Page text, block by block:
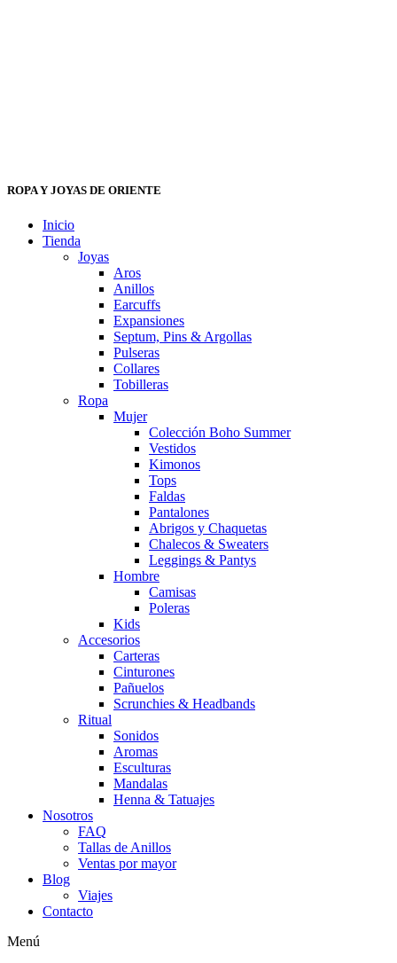
ROPA Y JOYAS DE ORIENTE
Inicio
Tienda
Joyas
Aros
Anillos
Earcuffs
Expansiones
Septum, Pins & Argollas
Pulseras
Collares
Tobilleras
Ropa
Mujer
Colección Boho Summer
Vestidos
Kimonos
Tops
Faldas
Pantalones
Abrigos y Chaquetas
Chalecos & Sweaters
Leggings & Pantys
Hombre
Camisas
Poleras
Kids
Accesorios
Carteras
Cinturones
Pañuelos
Scrunchies & Headbands
Ritual
Sonidos
Aromas
Esculturas
Mandalas
Henna & Tatuajes
Nosotros
FAQ
Tallas de Anillos
Ventas por mayor
Blog
Viajes
Contacto
Menú